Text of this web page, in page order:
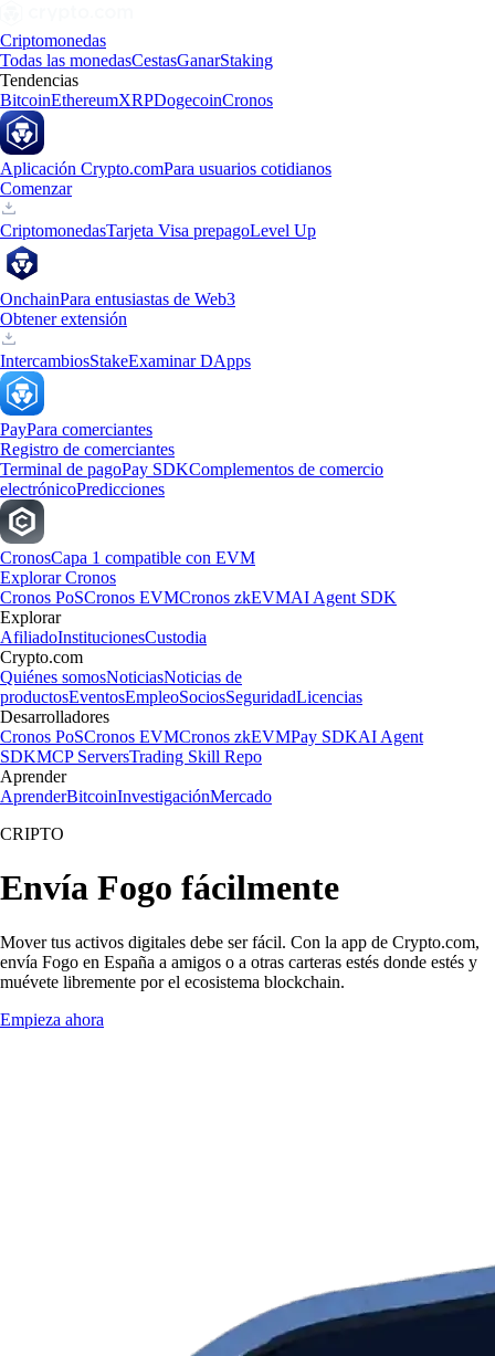
Criptomonedas
Todas las monedasCestasGanarStaking
Tendencias
BitcoinEthereumXRPDogecoinCronos
Aplicación Crypto.comPara usuarios cotidianos
Comenzar
CriptomonedasTarjeta Visa prepagoLevel Up
OnchainPara entusiastas de Web3
Obtener extensión
IntercambiosStakeExaminar DApps
PayPara comerciantes
Registro de comerciantes
Terminal de pagoPay SDKComplementos de comercio
electrónicoPredicciones
CronosCapa 1 compatible con EVM
Explorar Cronos
Cronos PoSCronos EVMCronos zkEVMAI Agent SDK
Explorar
AfiliadoInstitucionesCustodia
Crypto.com
Quiénes somosNoticiasNoticias de
productosEventosEmpleoSociosSeguridadLicencias
Desarrolladores
Cronos PoSCronos EVMCronos zkEVMPay SDKAI Agent
SDKMCP ServersTrading Skill Repo
Aprender
AprenderBitcoinInvestigaciónMercado
CRIPTO
Envía Fogo fácilmente
Mover tus activos digitales debe ser fácil. Con la app de Crypto.com,
envía Fogo en España a amigos o a otras carteras estés donde estés y
muévete libremente por el ecosistema blockchain.
Empieza ahora